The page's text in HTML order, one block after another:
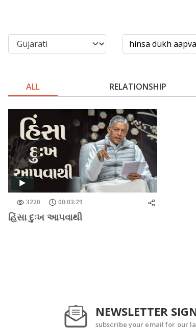
ALL RELATIONSHIP
3220 00:03:29
હિંસા દુઃખ આપવાથી
NEWSLETTER
subscribe your email for our